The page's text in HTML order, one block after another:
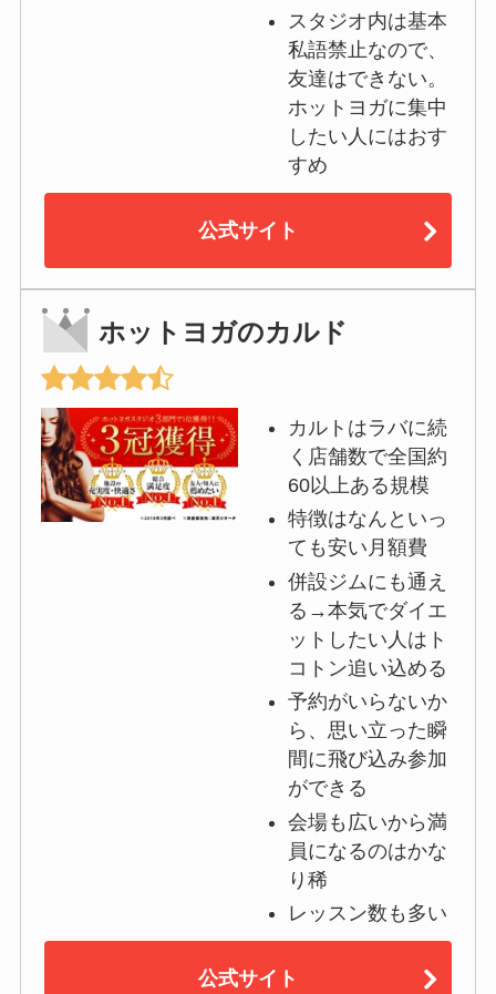
スタジオ内は基本
私語禁止なので、
友達はできない。
ホットヨガに集中
したい人にはおす
すめ
公式サイト
ホットヨガのカルド
カルトはラバに続
く店舗数で全国約
60以上ある規模
特徴はなんといっ
ても安い月額費
併設ジムにも通え
る→本気でダイエ
ットしたい人はト
コトン追い込める
予約がいらないか
ら、思い立った瞬
間に飛び込み参加
ができる
会場も広いから満
員になるのはかな
り稀
レッスン数も多い
公式サイト